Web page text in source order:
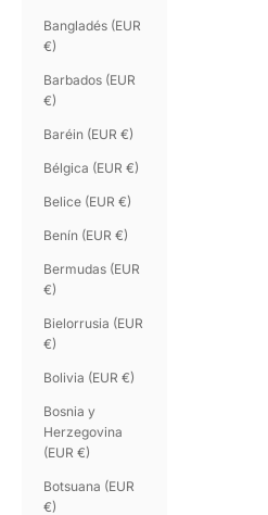
Bangladés (EUR
€)
Barbados (EUR
€)
Baréin (EUR €)
Bélgica (EUR €)
Belice (EUR €)
Benín (EUR €)
Bermudas (EUR
€)
Bielorrusia (EUR
€)
Bolivia (EUR €)
Bosnia y
Herzegovina
(EUR €)
Botsuana (EUR
€)